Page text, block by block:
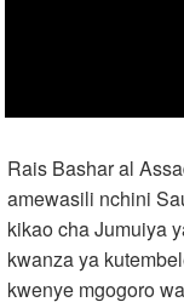
Rais Bashar al
amewasili nchini
kikao cha Jumuiya
kwanza ya
kwenye mgogoro